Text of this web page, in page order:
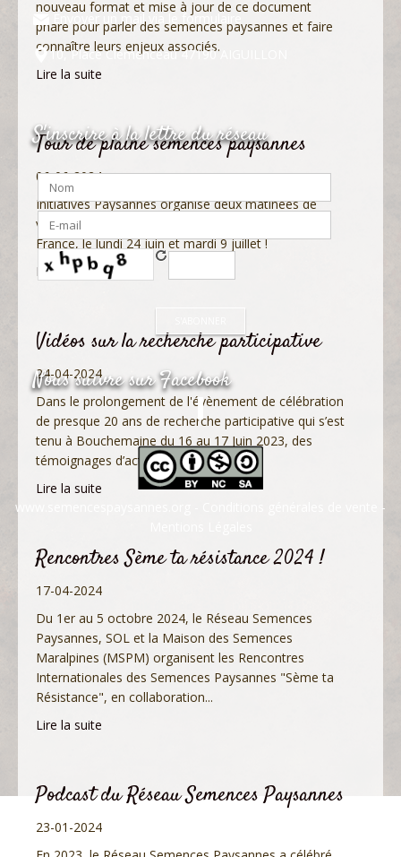
nouveau format et mise à jour de ce document
phare pour parler des semences paysannes et faire
connaître leurs enjeux associés.
Lire la suite
Tour de plaine semences paysannes
06-06-2024
Initiatives Paysannes organise deux matinées de
visites des essais de céréales dans les Hauts-de-
France, le lundi 24 juin et mardi 9 juillet !
Lire la suite
Vidéos sur la recherche participative
24-04-2024
Dans le prolongement de l'évènement de célébration
de presque 20 ans de recherche participative qui s’est
tenu à Bouchemaine du 16 au 17 Juin 2023, des
témoignages d’acteurs et d’actrices...
Lire la suite
Rencontres Sème ta résistance 2024 !
17-04-2024
Du 1er au 5 octobre 2024, le Réseau Semences
Paysannes, SOL et la Maison des Semences
Maralpines (MSPM) organisent les Rencontres
Internationales des Semences Paysannes "Sème ta
Résistance", en collaboration...
Lire la suite
Podcast du Réseau Semences Paysannes
23-01-2024
Envoyer un mail via le formulaire
10, Place Clémenceau 47190 AIGUILLON
S'inscrire à la lettre du réseau
Nous suivre sur Facebook
www.semencespaysannes.org
-